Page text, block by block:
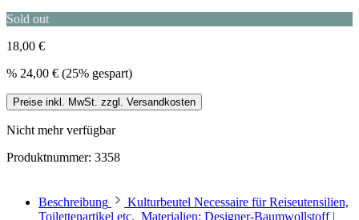
Sold out
18,00 €
% 24,00 € (25% gespart)
Preise inkl. MwSt. zzgl. Versandkosten
Nicht mehr verfügbar
Produktnummer: 3358
Beschreibung
Kulturbeutel Necessaire für Reiseutensilien,
Toilettenartikel etc. Materialien: Designer-Baumwollstoff |